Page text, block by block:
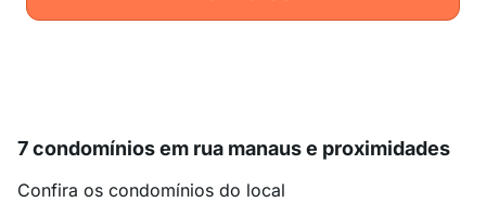
7 condomínios em rua manaus e proximidades
Confira os condomínios do local